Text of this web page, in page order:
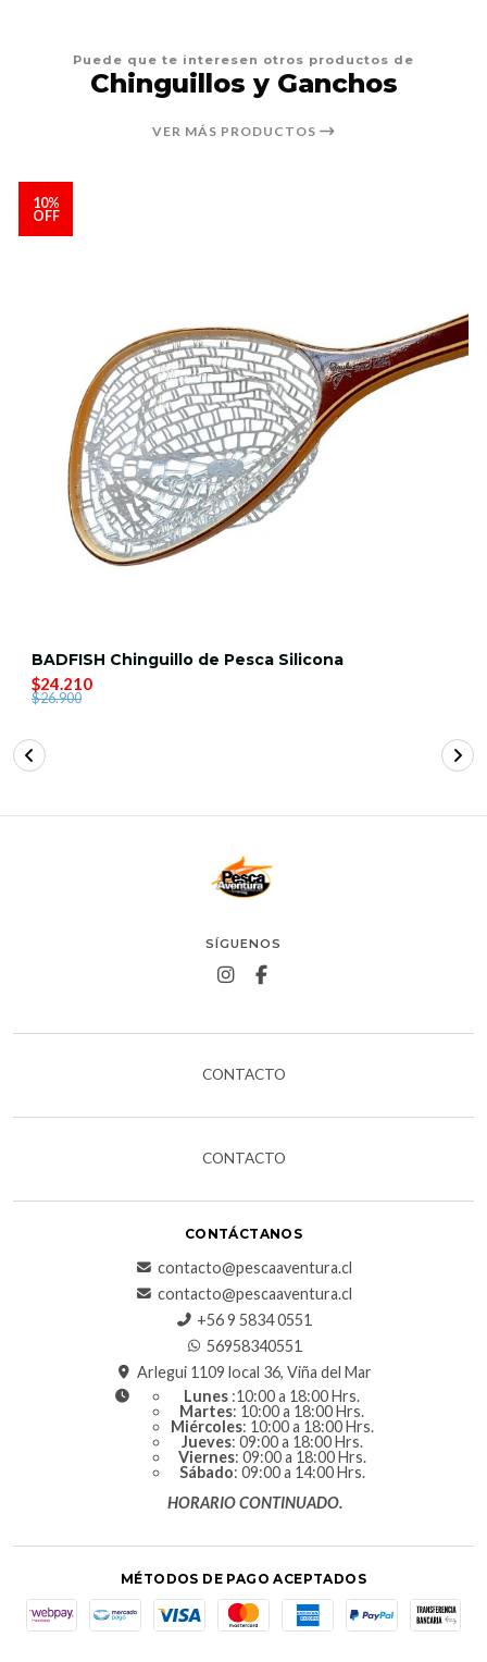
Puede que te interesen otros productos de
Chinguillos y Ganchos
VER MÁS PRODUCTOS
10%
OFF
BADFISH Chinguillo de Pesca Silicona
$24.210
$26.900
SÍGUENOS
CONTACTO
CONTACTO
CONTÁCTANOS
contacto@pescaaventura.cl
contacto@pescaaventura.cl
+56 9 5834 0551
56958340551
Arlegui 1109 local 36, Viña del Mar
Lunes :10:00 a 18:00 Hrs.
Martes: 10:00 a 18:00 Hrs.
Miércoles: 10:00 a 18:00 Hrs.
Jueves: 09:00 a 18:00 Hrs.
Viernes: 09:00 a 18:00 Hrs.
Sábado: 09:00 a 14:00 Hrs.
HORARIO CONTINUADO.
MÉTODOS DE PAGO ACEPTADOS